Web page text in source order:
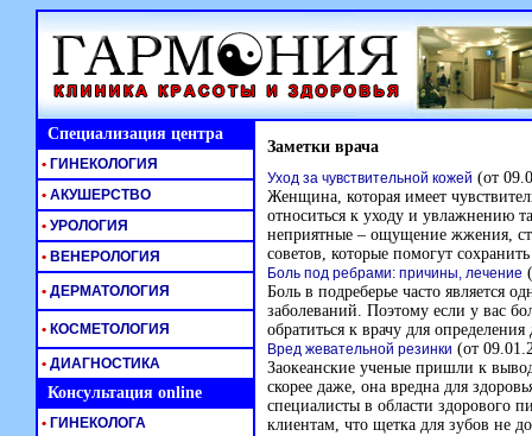
Специализация центра Заметки врача
Уход за чувствительной кожей (от
Женщина, которая имеет
относиться к уходу и увлажнению
неприятные – ощущение жжения,
советов, которые помогут
Боль под ребрами: причины, лечение
Боль в подреберье часто является
заболеваний. Поэтому если у вас
обратиться к врачу для
Вред жевательной резинки (от
Заокеанские ученые пришли к
скорее даже, она вредна для
специалисты в области здорового
клиентам, что щетка для зубов не
• ГИНЕКОЛОГИЯ
• АКУШЕРСТВО
• УРОЛОГИЯ
• ВЕНЕРОЛОГИЯ
• ДЕРМАТОЛОГИЯ
• КОСМЕТОЛОГИЯ
• ДИАГНОСТИКА
Консультация online
• ГИНЕКОЛОГА